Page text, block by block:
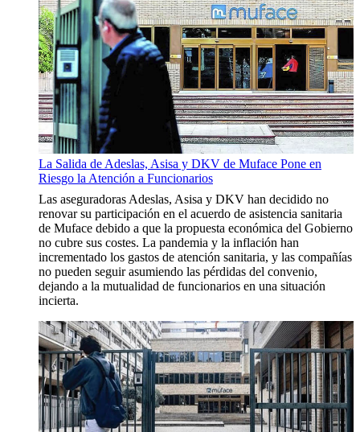
La Salida de Adeslas, Asisa y DKV de Muface Pone en
Riesgo la Atención a Funcionarios
Las aseguradoras Adeslas, Asisa y DKV han decidido no
renovar su participación en el acuerdo de asistencia sanitaria
de Muface debido a que la propuesta económica del Gobierno
no cubre sus costes. La pandemia y la inflación han
incrementado los gastos de atención sanitaria, y las compañías
no pueden seguir asumiendo las pérdidas del convenio,
dejando a la mutualidad de funcionarios en una situación
incierta.